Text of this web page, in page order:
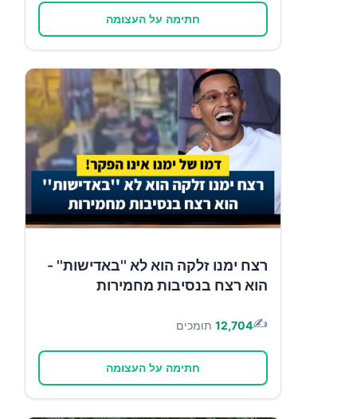
חתימה על העצומה
רצח ימנו זלקה הוא לא ''באדישות'' -
הוא רצח בנסיבות מחמירות
✍️
12,704 תומכים
חתימה על העצומה